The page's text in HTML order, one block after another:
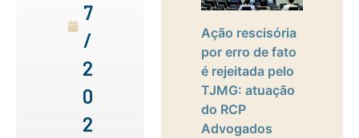
7
/
2
0
2
Ação rescisória
por erro de fato
é rejeitada pelo
TJMG: atuação
do RCP
Advogados